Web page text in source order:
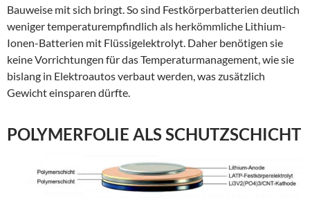
Bauweise mit sich bringt. So sind Festkörperbatterien deutlich
weniger temperaturempfindlich als herkömmliche Lithium-
Ionen-Batterien mit Flüssigelektrolyt. Daher benötigen sie
keine Vorrichtungen für das Temperaturmanagement, wie sie
bislang in Elektroautos verbaut werden, was zusätzlich
Gewicht einsparen dürfte.
POLYMERFOLIE ALS SCHUTZSCHICHT